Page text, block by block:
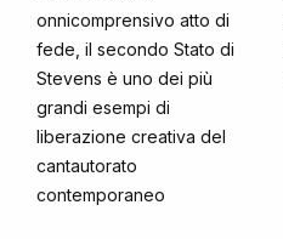
onnicomprensivo atto di
fede, il secondo Stato di
Stevens è uno dei più
grandi esempi di
liberazione creativa del
cantautorato
contemporaneo